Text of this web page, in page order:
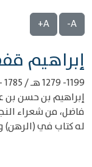
A-
A+
‌‌إبراهيم
1199- 1279 هـ / 1785 - 1862 م
إبراهيم بن حسن بن
فاضل، من شعراء
له كتاب في (الرهن)